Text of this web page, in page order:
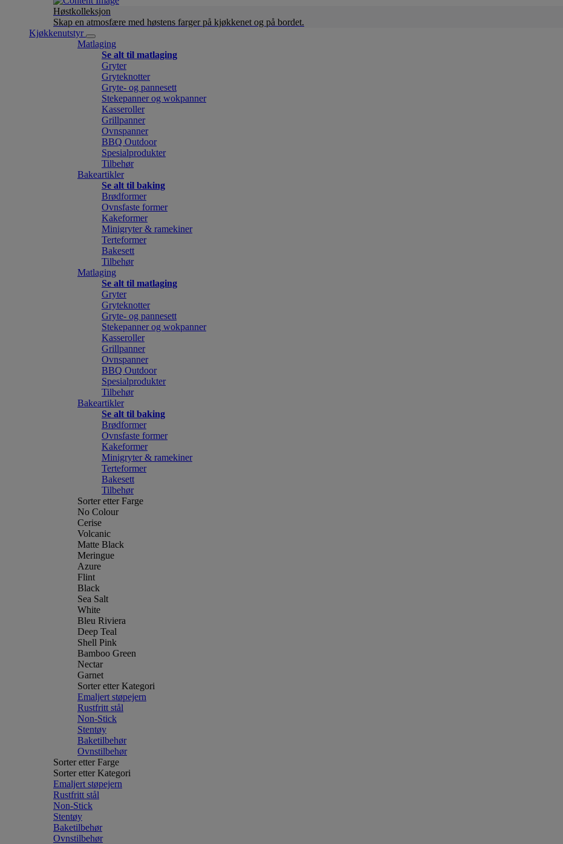
Høstkolleksjon
Skap en atmosfære med høstens farger på kjøkkenet og på bordet.
Kjøkkenutstyr
Matlaging
Se alt til matlaging
Gryter
Gryteknotter
Gryte- og pannesett
Stekepanner og wokpanner
Kasseroller
Grillpanner
Ovnspanner
BBQ Outdoor
Spesialprodukter
Tilbehør
Bakeartikler
Se alt til baking
Brødformer
Ovnsfaste former
Kakeformer
Minigryter & ramekiner
Terteformer
Bakesett
Tilbehør
Matlaging
Se alt til matlaging
Gryter
Gryteknotter
Gryte- og pannesett
Stekepanner og wokpanner
Kasseroller
Grillpanner
Ovnspanner
BBQ Outdoor
Spesialprodukter
Tilbehør
Bakeartikler
Se alt til baking
Brødformer
Ovnsfaste former
Kakeformer
Minigryter & ramekiner
Terteformer
Bakesett
Tilbehør
Sorter etter Farge
No Colour
Cerise
Volcanic
Matte Black
Meringue
Azure
Flint
Black
Sea Salt
White
Bleu Riviera
Deep Teal
Shell Pink
Bamboo Green
Nectar
Garnet
Sorter etter Kategori
Emaljert støpejern
Rustfritt stål
Non-Stick
Stentøy
Baketilbehør
Ovnstilbehør
Sorter etter Farge
Sorter etter Kategori
Emaljert støpejern
Rustfritt stål
Non-Stick
Stentøy
Baketilbehør
Ovnstilbehør